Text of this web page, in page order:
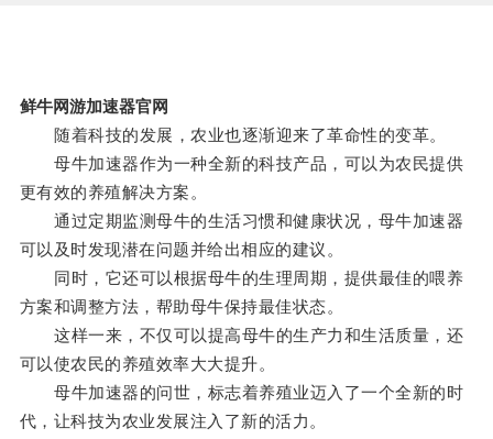
鲜牛网游加速器官网
随着科技的发展，农业也逐渐迎来了革命性的变革。
母牛加速器作为一种全新的科技产品，可以为农民提供
更有效的养殖解决方案。
通过定期监测母牛的生活习惯和健康状况，母牛加速器
可以及时发现潜在问题并给出相应的建议。
同时，它还可以根据母牛的生理周期，提供最佳的喂养
方案和调整方法，帮助母牛保持最佳状态。
这样一来，不仅可以提高母牛的生产力和生活质量，还
可以使农民的养殖效率大大提升。
母牛加速器的问世，标志着养殖业迈入了一个全新的时
代，让科技为农业发展注入了新的活力。